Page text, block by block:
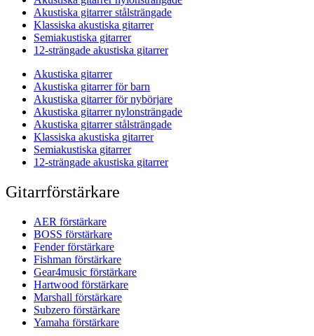
Akustiska gitarrer stålsträngade
Klassiska akustiska gitarrer
Semiakustiska gitarrer
12-strängade akustiska gitarrer
Akustiska gitarrer
Akustiska gitarrer för barn
Akustiska gitarrer för nybörjare
Akustiska gitarrer nylonsträngade
Akustiska gitarrer stålsträngade
Klassiska akustiska gitarrer
Semiakustiska gitarrer
12-strängade akustiska gitarrer
Gitarrförstärkare
AER förstärkare
BOSS förstärkare
Fender förstärkare
Fishman förstärkare
Gear4music förstärkare
Hartwood förstärkare
Marshall förstärkare
Subzero förstärkare
Yamaha förstärkare